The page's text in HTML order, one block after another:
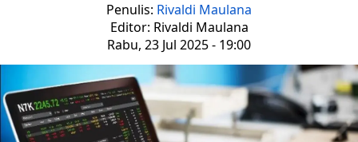
Penulis: Rivaldi Maulana
Editor: Rivaldi Maulana
Rabu, 23 Jul 2025 - 19:00